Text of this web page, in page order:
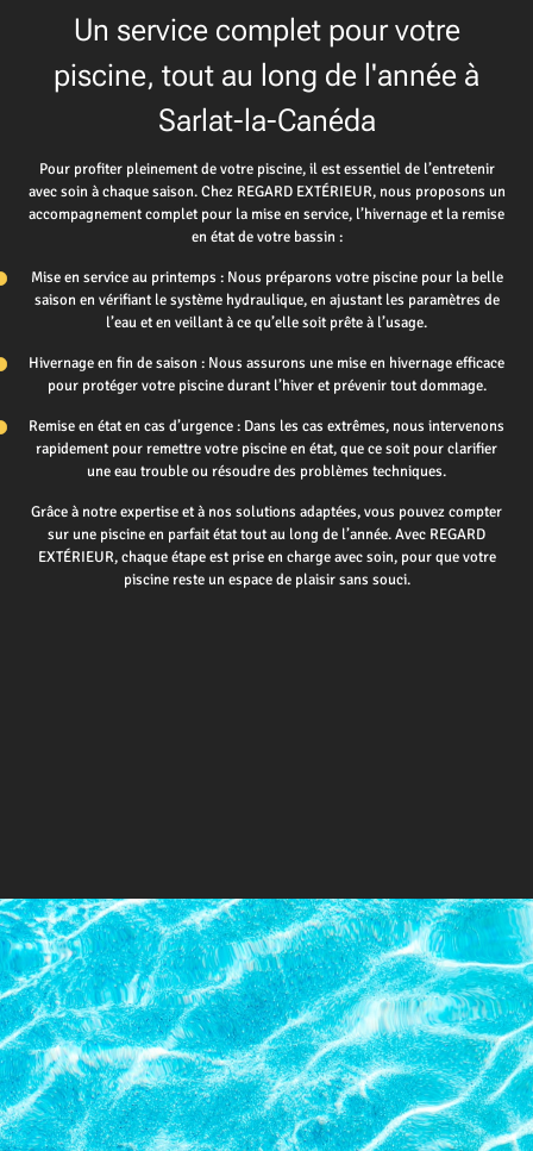
Un service complet pour votre
piscine, tout au long de l'année à
Sarlat-la-Canéda
Pour profiter pleinement de votre piscine, il est essentiel de l’entretenir
avec soin à chaque saison. Chez REGARD EXTÉRIEUR, nous proposons un
accompagnement complet pour la mise en service, l’hivernage et la remise
en état de votre bassin :
Mise en service au printemps : Nous préparons votre piscine pour la belle
saison en vérifiant le système hydraulique, en ajustant les paramètres de
l’eau et en veillant à ce qu’elle soit prête à l’usage.
Hivernage en fin de saison : Nous assurons une mise en hivernage efficace
pour protéger votre piscine durant l’hiver et prévenir tout dommage.
Remise en état en cas d’urgence : Dans les cas extrêmes, nous intervenons
rapidement pour remettre votre piscine en état, que ce soit pour clarifier
une eau trouble ou résoudre des problèmes techniques.
Grâce à notre expertise et à nos solutions adaptées, vous pouvez compter
sur une piscine en parfait état tout au long de l’année. Avec REGARD
EXTÉRIEUR, chaque étape est prise en charge avec soin, pour que votre
piscine reste un espace de plaisir sans souci.